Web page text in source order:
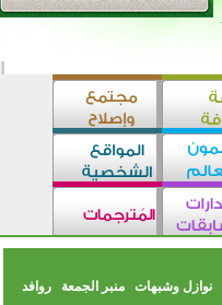
نوازل وشبهات منبر الجمعة
روافد